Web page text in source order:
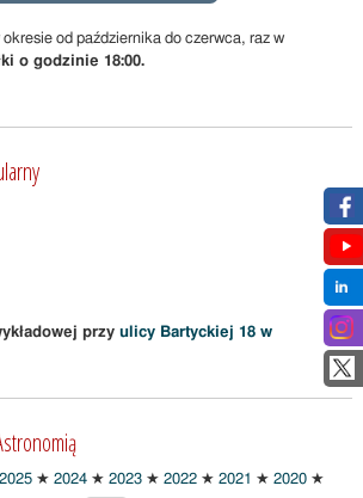
okresie od października do czerwca, raz w
o godzinie 18:00.
przy ulicy Bartyckiej 18 w
2025 ★ 2024 ★ 2023 ★ 2022 ★ 2021 ★ 2020 ★